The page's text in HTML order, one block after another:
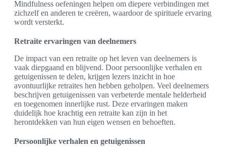
Mindfulness oefeningen helpen om diepere verbindingen met
zichzelf en anderen te creëren, waardoor de spirituele ervaring
wordt versterkt.
Retraite ervaringen van deelnemers
De impact van een retraite op het leven van deelnemers is
vaak diepgaand en blijvend. Door persoonlijke verhalen en
getuigenissen te delen, krijgen lezers inzicht in hoe
avontuurlijke retraites hen hebben geholpen. Veel deelnemers
beschrijven getuigenissen van verbeterde mentale helderheid
en toegenomen innerlijke rust. Deze ervaringen maken
duidelijk hoe krachtig een retraite kan zijn in het
herontdekken van hun eigen wensen en behoeften.
Persoonlijke verhalen en getuigenissen